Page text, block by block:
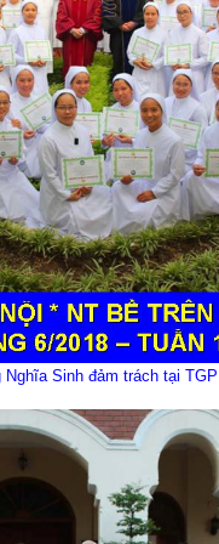
Sinh đảm trách tại